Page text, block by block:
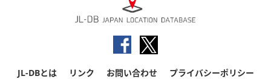
JL-DBとは リンク お問い合わせ プライバシーポリシー